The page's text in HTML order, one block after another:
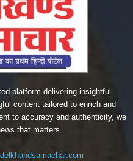
platform delivering insightful
content tailored to enrich and
to accuracy and authenticity, we
that matters.